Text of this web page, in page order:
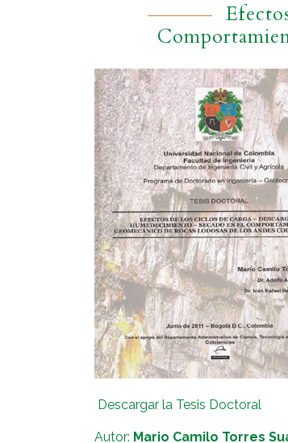
Descargar la Tesis Doctoral
Autor: Mario Camilo Torres